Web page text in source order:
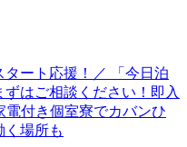
ート応援！／ 「今日泊
はご相談ください！即入
付き個室寮でカバンひ
場所も